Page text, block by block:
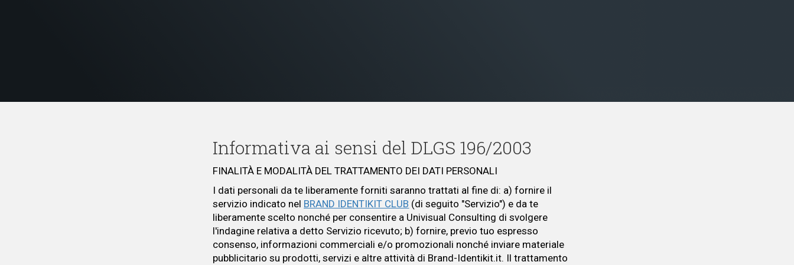
Informativa ai sensi del DLGS 196/2003
FINALITÀ E MODALITÀ DEL TRATTAMENTO DEI DATI PERSONALI
I dati personali da te liberamente forniti saranno trattati al fine di: a) fornire il
servizio indicato nel BRAND IDENTIKIT CLUB (di seguito "Servizio") e da te
liberamente scelto nonché per consentire a Univisual Consulting di svolgere
l'indagine relativa a detto Servizio ricevuto; b) fornire, previo tuo espresso
consenso, informazioni commerciali e/o promozionali nonché inviare materiale
pubblicitario su prodotti, servizi e altre attività di Brand-Identikit.it. Il trattamento